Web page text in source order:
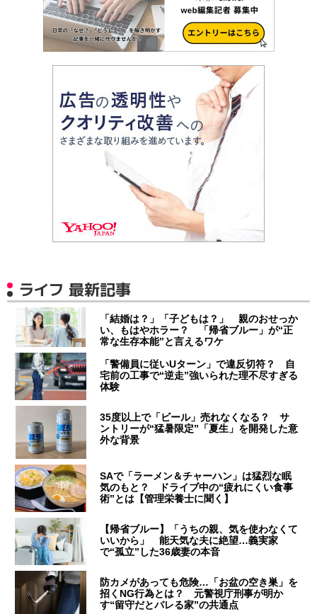
ライフ 最新記事
「結婚は？」「子どもは？」 親のおせっか
い、もはやホラー？ 「帰省ブルー」が“正
常な生存本能”と言えるワケ
「警備員に従いUターン」で違反切符？ 自
宅前の工事で“逆走”強いられた理不尽すぎる
体験
35度以上で「ビール」売れなくなる？ サ
ントリーが“猛暑限定”「夏生」を開発した意
外な背景
SAで「ラーメン＆チャーハン」は猛烈な眠
気のもと？ ドライブ中の“疲れにくい食事
術”とは【管理栄養士に聞く】
【帰省ブルー】「うちの親、気を使わなくて
いいから」 能天気な夫に絶望…義実家
で“孤立”した36歳妻の本音
防カメがあっても危険…「お盆の空き巣」を
招くNG行為とは？ 元警視庁刑事が明か
す“留守だとバレる家”の共通点